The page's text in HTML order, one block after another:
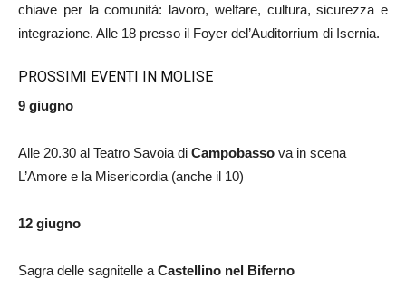
chiave per la comunità: lavoro, welfare, cultura, sicurezza e
integrazione. Alle 18 presso il Foyer del’Auditorrium di Isernia.
PROSSIMI EVENTI IN MOLISE
9 giugno
Alle 20.30 al Teatro Savoia di Campobasso va in scena
L’Amore e la Misericordia (anche il 10)
12 giugno
Sagra delle sagnitelle a Castellino nel Biferno